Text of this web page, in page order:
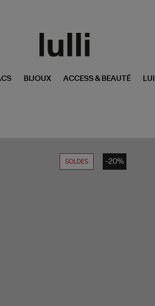
BIJOUX ACCESS & BEAUTÉ LUI
SOLDES -20%